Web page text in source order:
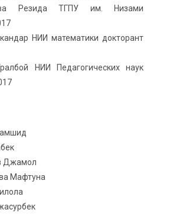
Резида ТГПУ им. Низами
НИИ математики докторант
НИИ Педагогических наук
Джамол
Мафтуна